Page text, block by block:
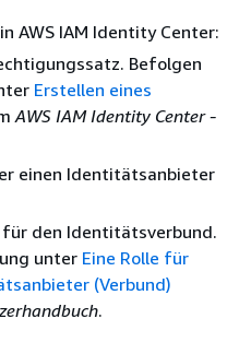
AWS IAM Identity Center:
Befolgen
Erstellen eines
AWS IAM Identity Center -
einen Identitätsanbieter
für den Identitätsverbund.
unter Eine Rolle für
(Verbund)
.